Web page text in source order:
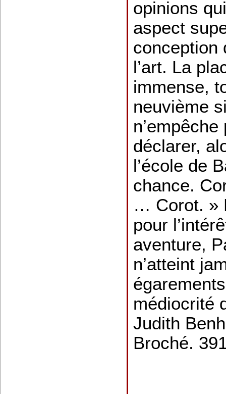
opinions
aspect
conception
l’art. La
immense,
neuvième
déclarer,
l’école de
chance.
… Corot. »
pour
aventure,
n’atteint
médiocrité
Judith
Broché.